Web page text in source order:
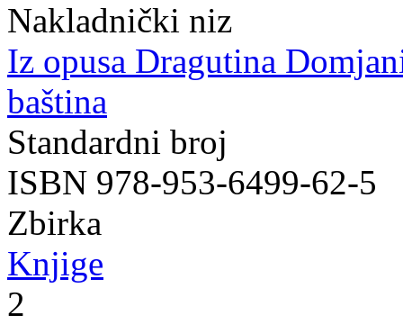
Nakladnički niz
Iz opusa Dragutina
baština
Standardni broj
ISBN 978-953-6499-62-5
Zbirka
Knjige
2